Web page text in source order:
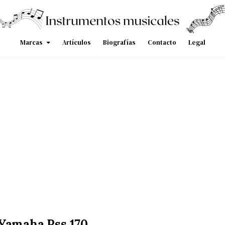
Marcas Artículos Biografías Contacto Legal